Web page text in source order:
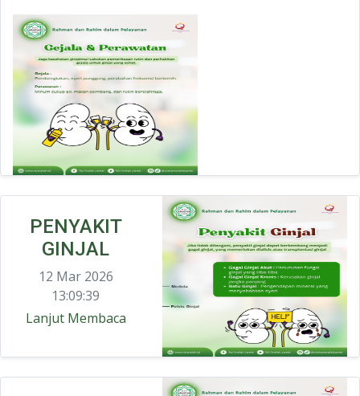
PENYAKIT
GINJAL
12 Mar 2026
13:09:39
Lanjut Membaca